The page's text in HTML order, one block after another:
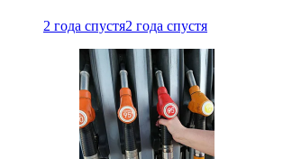
2 года спустя2 года спустя